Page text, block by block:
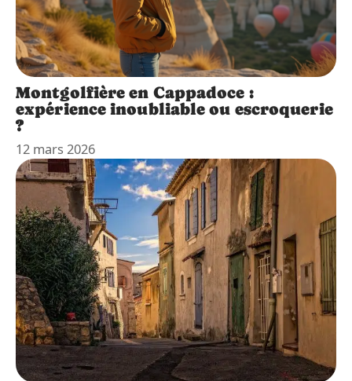
Montgolfière en Cappadoce :
expérience inoubliable ou escroquerie
?
12 mars 2026